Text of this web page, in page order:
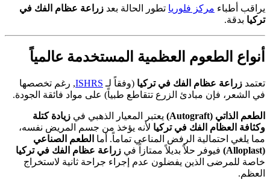
يراقب أطباء مركز فلوريا تطور الحالة بعد زراعة عظام الفك في
تركيا بدقة.
أنواع الطعوم العظمية المستخدمة عالمياً
تعتمد زراعة عظام الفك في تركيا (وفقاً لـ ISHRS, رغم تخصصها
في الشعر، فإن مبادئ الزرع تتقاطع طبياً) على مواد فائقة الجودة.
الطعم الذاتي (Autograft) يعتبر المعيار الذهبي في زيادة كتلة
وكثافة العظام الفك في تركيا لأنه يؤخذ من جسم المريض نفسه،
مما يلغي احتمالية الرفض المناعي تماماً. أما الطعم الصناعي
(Alloplast)
فيوفر حلاً بديلاً ممتازاً في زراعة عظام الفك في تركيا
خاصة للمرضى الذين يفضلون عدم إجراء جراحة ثانية لاستخراج
العظم.